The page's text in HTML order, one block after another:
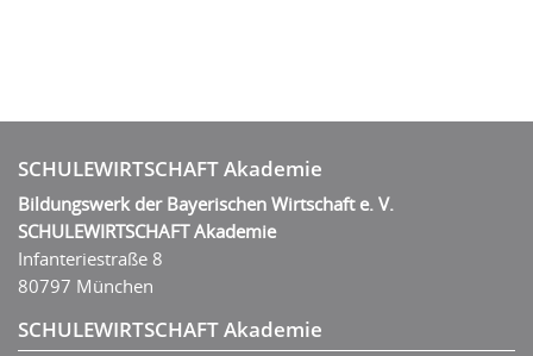
SCHULEWIRTSCHAFT Akademie
Bildungswerk der Bayerischen Wirtschaft e. V.
SCHULEWIRTSCHAFT Akademie
Infanteriestraße 8
80797 München
SCHULEWIRTSCHAFT Akademie